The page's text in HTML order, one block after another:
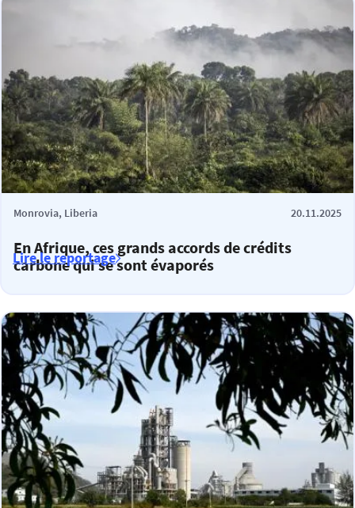
Monrovia, Liberia 20.11.2025
En Afrique, ces grands accords de crédits
carbone qui se sont évaporés
Lire le reportage